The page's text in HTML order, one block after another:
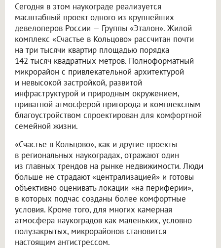
Сегодня в этом наукограде реализуется
масштабный проект одного из крупнейших
девелоперов России — Группы «Эталон». Жилой
комплекс «Счастье в Кольцово» рассчитан почти
на три тысячи квартир площадью порядка
142 тысяч квадратных метров. Полноформатный
микрорайон с привлекательной архитектурой
и невысокой застройкой, развитой
инфраструктурой и природным окружением,
приватной атмосферой пригорода и комплексным
благоустройством спроектирован для комфортной
семейной жизни.
«Счастье в Кольцово», как и другие проекты
в региональных наукоградах, отражают один
из главных трендов на рынке недвижимости. Люди
больше не страдают «централизацией» и готовы
объективно оценивать локации «на периферии»,
в которых подчас созданы более комфортные
условия. Кроме того, для многих камерная
атмосфера наукоградов как маленьких, условно
полузакрытых, микрорайонов становится
настоящим антистрессом.